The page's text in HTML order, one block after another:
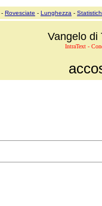
- Rovesciate - Lunghezza -
Vangelo di
IntraText -